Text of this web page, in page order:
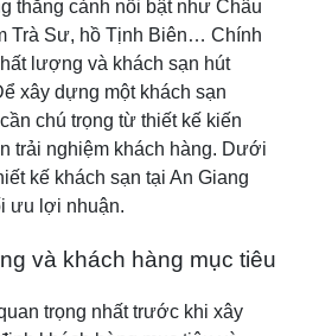
thắng cảnh nổi bật như Châu
Trà Sư, hồ Tịnh Biên… Chính
lượng và khách sạn hút
xây dựng một khách sạn
chú trọng từ thiết kế kiến
trải nghiệm khách hàng. Dưới
kế khách sạn tại An Giang
ưu lợi nhuận.
và khách hàng mục tiêu
trọng nhất trước khi xây